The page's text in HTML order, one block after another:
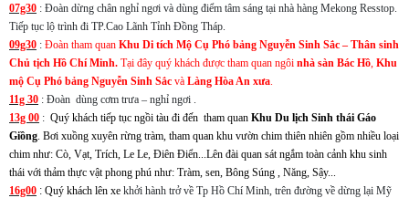
07g30 : Đoàn dừng chân nghỉ ngơi và dùng điểm tâm sáng tại nhà hàng Mekong Resstop.
Tiếp tục lộ trình đi TP.Cao Lãnh Tỉnh Đồng Tháp.
09g30 : Đoàn tham quan Khu Di tích Mộ Cụ Phó bảng Nguyễn Sinh Sắc – Thân sinh
Chủ tịch Hồ Chí Minh. Tại đây quý khách được tham quan ngôi nhà sàn Bác Hồ Khu
mộ Cụ Phó bảng Nguyễn Sinh Sắc và Làng Hòa An xưa
11g 30 : Đoàn dùng cơm trưa – nghỉ ngơi .
13g 00 : Quý khách tiếp tục ngồi tàu đi đến tham quan Khu Du lịch Sinh thái Gáo
Giồng . Bơi xuồng xuyên rừng tràm, tham quan khu vườn chim thiên nhiên gồm nhiều loại
chim như: Cò, Vạt, Trích, Le Le, Điên Điển...Lên đài quan sát ngắm toàn cảnh khu sinh
thái với thảm thực vật phong phú như: Tràm, sen, Bông Súng , Năng, Sậy...
16g00 : Quý khách lên xe khởi hành trở về Tp Hồ Chí Minh, trên đường về dừng lại Mỹ